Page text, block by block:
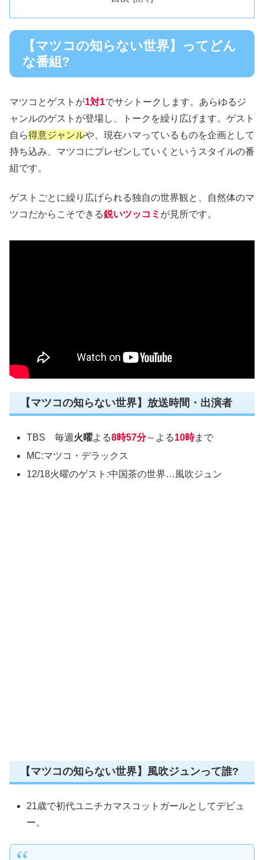
【マツコの知らない世界】ってどん
な番組?
マツコとゲストが1対1でサシトークします。あらゆるジ
ャンルのゲストが登場し、トークを繰り広げます。ゲスト
自ら得意ジャンルや、現在ハマっているものを企画として
持ち込み、マツコにプレゼンしていくというスタイルの番
組です。
ゲストごとに繰り広げられる独自の世界観と、自然体のマ
ツコだからこそできる鋭いツッコミ が見所です。
【マツコの知らない世界】放送時間・出演者
TBS 毎週 火曜よる8時57分～よる10時まで
MC:マツコ・デラックス
12/18火曜のゲスト:中国茶の世界…風吹ジュン
【マツコの知らない世界】風吹ジュンって誰?
21歳で初代ユニチカマスコットガールとしてデビュ
ー。